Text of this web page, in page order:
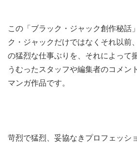
この「ブラック・ジャック創作秘話
ク・ジャックだけではなくそれ以前
の猛烈な仕事ぶりを、それによって
うむったスタッフや編集者のコメン
マンガ作品です。
苛烈で猛烈、妥協なきプロフェッシ